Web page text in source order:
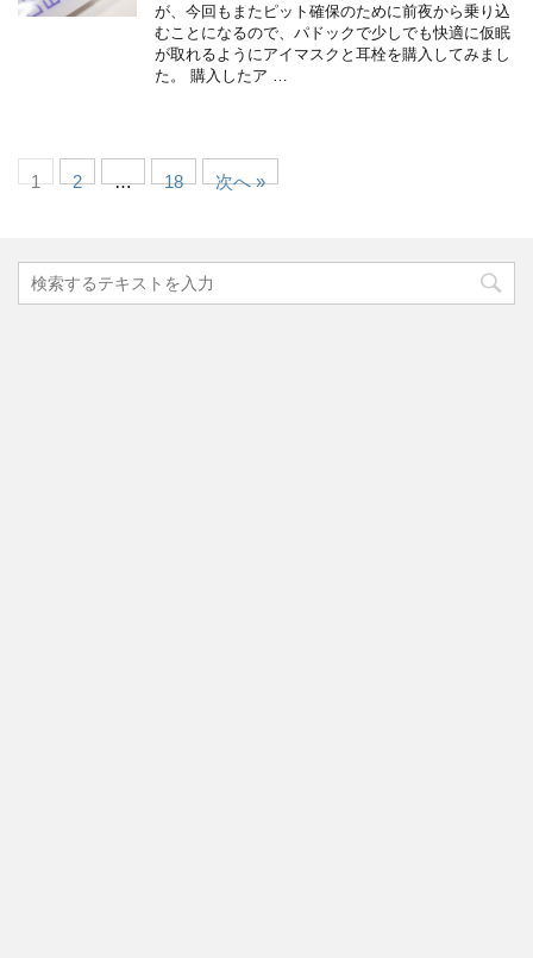
が、今回もまたピット確保のために前夜から乗り込
むことになるので、パドックで少しでも快適に仮眠
が取れるようにアイマスクと耳栓を購入してみまし
た。 購入したア …
1 2 … 18 次へ »